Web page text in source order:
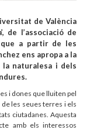
de València
de l’associació de
a partir de les
ens apropa a la
naturalesa i dels
i dones que lluiten pel
les seues terres i els
ciutadanes. Aquesta
amb els interessos